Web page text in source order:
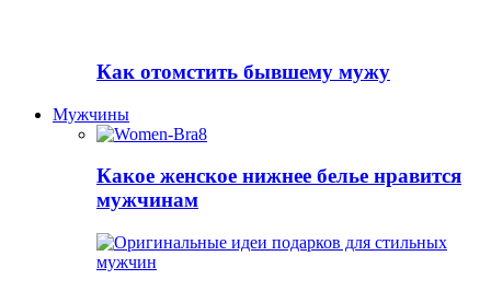
Как отомстить бывшему мужу
Мужчины
Какое женское нижнее белье нравится
мужчинам